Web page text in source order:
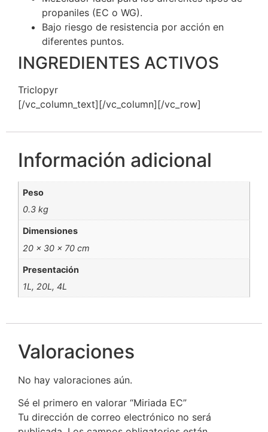
propaniles (EC o WG).
Bajo riesgo de resistencia por acción en
diferentes puntos.
INGREDIENTES ACTIVOS
Triclopyr
[/vc_column_text][/vc_column][/vc_row]
Información adicional
Peso
0.3 kg
Dimensiones
20 × 30 × 70 cm
Presentación
1L, 20L, 4L
Valoraciones
No hay valoraciones aún.
Sé el primero en valorar “Miriada EC”
Tu dirección de correo electrónico no será